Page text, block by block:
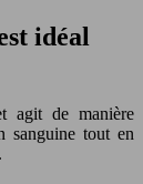
idéal
agit de manière
sanguine tout en